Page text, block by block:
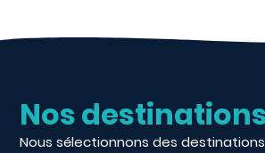
Nos
Nous sélectionnons des